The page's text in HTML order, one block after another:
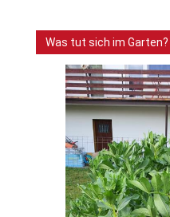
Was tut sich im Garten?